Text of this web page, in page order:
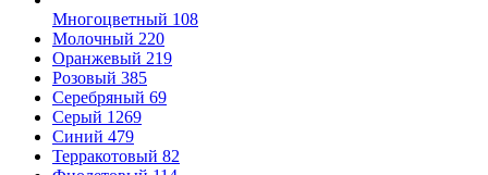
Многоцветный 108
Молочный 220
Оранжевый 219
Розовый 385
Серебряный 69
Серый 1269
Синий 479
Терракотовый 82